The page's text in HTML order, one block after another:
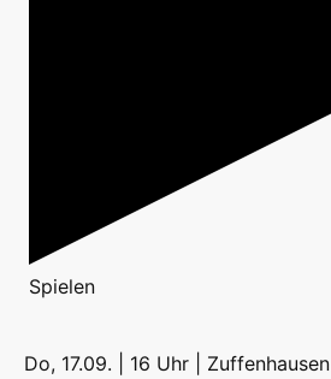
Spielen
Do, 17.09. | 16 Uhr | Zuffenhausen